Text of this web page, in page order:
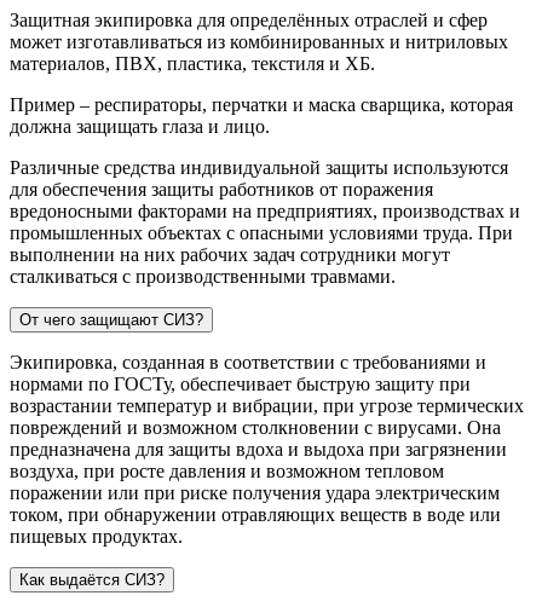
Защитная экипировка для определённых отраслей и сфер
может изготавливаться из комбинированных и нитриловых
материалов, ПВХ, пластика, текстиля и ХБ.
Пример – респираторы, перчатки и маска сварщика, которая
должна защищать глаза и лицо.
Различные средства индивидуальной защиты используются
для обеспечения защиты работников от поражения
вредоносными факторами на предприятиях, производствах и
промышленных объектах с опасными условиями труда. При
выполнении на них рабочих задач сотрудники могут
сталкиваться с производственными травмами.
От чего защищают СИЗ?
Экипировка, созданная в соответствии с требованиями и
нормами по ГОСТу, обеспечивает быструю защиту при
возрастании температур и вибрации, при угрозе термических
повреждений и возможном столкновении с вирусами. Она
предназначена для защиты вдоха и выдоха при загрязнении
воздуха, при росте давления и возможном тепловом
поражении или при риске получения удара электрическим
током, при обнаружении отравляющих веществ в воде или
пищевых продуктах.
Как выдаётся СИЗ?